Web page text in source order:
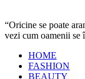
“Oricine se poate
vezi cum oamenii se
HOME
FASHION
BEAUTY